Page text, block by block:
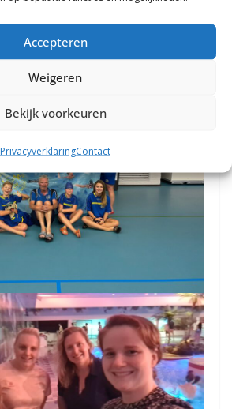
Accepteren
Weigeren
Bekijk voorkeuren
PrivacyverklaringContact